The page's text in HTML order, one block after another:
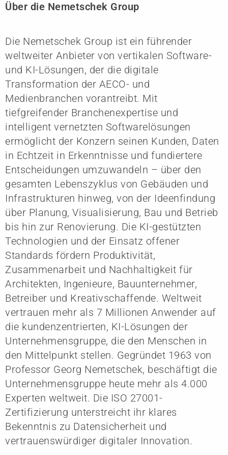
Über die Nemetschek Group
Die Nemetschek Group ist ein führender
weltweiter Anbieter von vertikalen Software-
und KI-Lösungen, der die digitale
Transformation der AECO- und
Medienbranchen vorantreibt. Mit
tiefgreifender Branchenexpertise und
intelligent vernetzten Softwarelösungen
ermöglicht der Konzern seinen Kunden, Daten
in Echtzeit in Erkenntnisse und fundiertere
Entscheidungen umzuwandeln – über den
gesamten Lebenszyklus von Gebäuden und
Infrastrukturen hinweg, von der Ideenfindung
über Planung, Visualisierung, Bau und Betrieb
bis hin zur Renovierung. Die KI-gestützten
Technologien und der Einsatz offener
Standards fördern Produktivität,
Zusammenarbeit und Nachhaltigkeit für
Architekten, Ingenieure, Bauunternehmer,
Betreiber und Kreativschaffende. Weltweit
vertrauen mehr als 7 Millionen Anwender auf
die kundenzentrierten, KI-Lösungen der
Unternehmensgruppe, die den Menschen in
den Mittelpunkt stellen. Gegründet 1963 von
Professor Georg Nemetschek, beschäftigt die
Unternehmensgruppe heute mehr als 4.000
Experten weltweit. Die ISO 27001-
Zertifizierung unterstreicht ihr klares
Bekenntnis zu Datensicherheit und
vertrauenswürdiger digitaler Innovation.